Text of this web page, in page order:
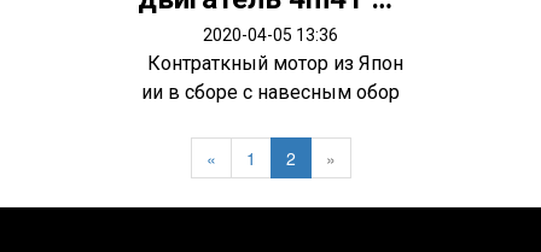
2020-04-05 13:36
Контраткный мотор из Япон
ии в сборе с навесным обор
« 1 2 »